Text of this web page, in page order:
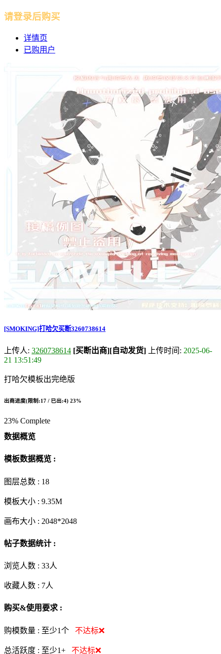
请登录后购买
详情页
已购用户
[SMOKING]打哈欠买断3260738614
上传人: 3260738614 [买断出商][自动发货] 上传时间: 2025-06-
21 13:51:49
打哈欠模板出完绝版
出商进度(限制:17 / 已出:4) 23%
23% Complete
数据概览
模板数据概览 :
图层总数 : 18
模板大小 : 9.35M
画布大小 : 2048*2048
帖子数据统计 :
浏览人数 : 33人
收藏人数 : 7人
购买&使用要求 :
购模数量 : 至少1个 不达标❌
总活跃度 : 至少1+ 不达标❌